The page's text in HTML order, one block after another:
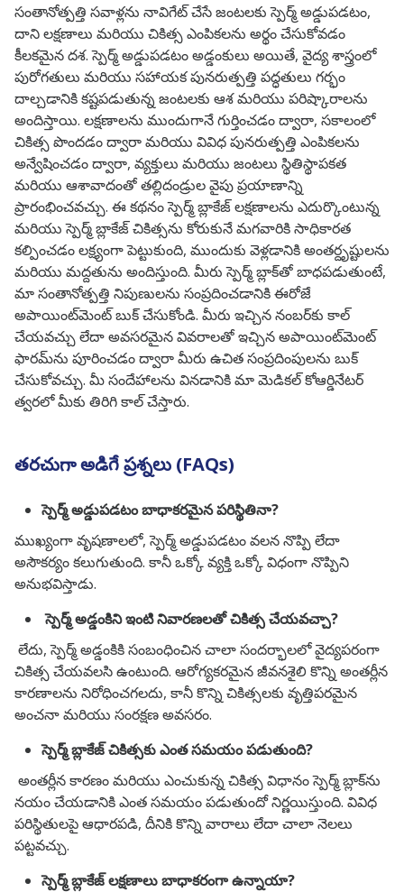
సంతానోత్పత్తి సవాళ్లను నావిగేట్ చేసే జంటలకు స్పెర్మ్ అడ్డుపడటం,
దాని లక్షణాలు మరియు చికిత్స ఎంపికలను అర్థం చేసుకోవడం
కీలకమైన దశ. స్పెర్మ్ అడ్డుపడటం అడ్డంకులు అయితే, వైద్య శాస్త్రంలో
పురోగతులు మరియు సహాయక పునరుత్పత్తి పద్ధతులు గర్భం
దాల్చడానికి కష్టపడుతున్న జంటలకు ఆశ మరియు పరిష్కారాలను
అందిస్తాయి. లక్షణాలను ముందుగానే గుర్తించడం ద్వారా, సకాలంలో
చికిత్స పొందడం ద్వారా మరియు వివిధ పునరుత్పత్తి ఎంపికలను
అన్వేషించడం ద్వారా, వ్యక్తులు మరియు జంటలు స్థితిస్థాపకత
మరియు ఆశావాదంతో తల్లిదండ్రుల వైపు ప్రయాణాన్ని
ప్రారంభించవచ్చు. ఈ కథనం స్పెర్మ్ బ్లాకేజ్ లక్షణాలను ఎదుర్కొంటున్న
మరియు స్పెర్మ్ బ్లాకేజ్ చికిత్సను కోరుకునే మగవారికి సాధికారత
కల్పించడం లక్ష్యంగా పెట్టుకుంది, ముందుకు వెళ్లడానికి అంతర్దృష్టులను
మరియు మద్దతును అందిస్తుంది. మీరు స్పెర్మ్ బ్లాక్‌తో బాధపడుతుంటే,
మా సంతానోత్పత్తి నిపుణులను సంప్రదించడానికి ఈరోజే
అపాయింట్‌మెంట్ బుక్ చేసుకోండి. మీరు ఇచ్చిన నంబర్‌కు కాల్
చేయవచ్చు లేదా అవసరమైన వివరాలతో ఇచ్చిన అపాయింట్‌మెంట్
ఫారమ్‌ను పూరించడం ద్వారా మీరు ఉచిత సంప్రదింపులను బుక్
చేసుకోవచ్చు. మీ సందేహాలను వినడానికి మా మెడికల్ కోఆర్డినేటర్
త్వరలో మీకు తిరిగి కాల్ చేస్తారు.
తరచుగా అడిగే ప్రశ్నలు (FAQs)
స్పెర్మ్ అడ్డుపడటం బాధాకరమైన పరిస్థితినా?
ముఖ్యంగా వృషణాలలో, స్పెర్మ్ అడ్డుపడటం వలన నొప్పి లేదా
అసౌకర్యం కలుగుతుంది. కానీ ఒక్కో వ్యక్తి ఒక్కో విధంగా నొప్పిని
అనుభవిస్తాడు.
స్పెర్మ్ అడ్డంకిని ఇంటి నివారణలతో చికిత్స చేయవచ్చా?
లేదు, స్పెర్మ్ అడ్డంకికి సంబంధించిన చాలా సందర్భాలలో వైద్యపరంగా
చికిత్స చేయవలసి ఉంటుంది. ఆరోగ్యకరమైన జీవనశైలి కొన్ని అంతర్లీన
కారణాలను నిరోధించగలదు, కానీ కొన్ని చికిత్సలకు వృత్తిపరమైన
అంచనా మరియు సంరక్షణ అవసరం.
స్పెర్మ్ బ్లాకేజ్ చికిత్సకు ఎంత సమయం పడుతుంది?
అంతర్లీన కారణం మరియు ఎంచుకున్న చికిత్స విధానం స్పెర్మ్ బ్లాక్‌ను
నయం చేయడానికి ఎంత సమయం పడుతుందో నిర్ణయిస్తుంది. వివిధ
పరిస్థితులపై ఆధారపడి, దీనికి కొన్ని వారాలు లేదా చాలా నెలలు
పట్టవచ్చు.
స్పెర్మ్ బ్లాకేజ్ లక్షణాలు బాధాకరంగా ఉన్నాయా?